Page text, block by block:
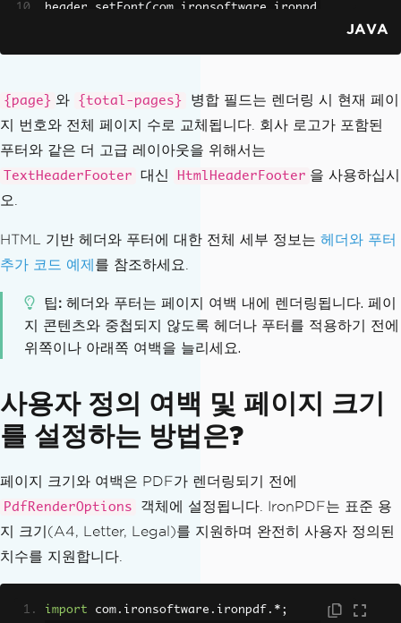
header
setFont( com ironsoftware
ironpd
TextHeaderFooter
footer = new
TextHead
erFooter();
footer. setLeftText("Confidential"
footer.setRightText("Generated by Iron
pdf. addTextHeaders (header);
pdf .saveAs("report_with_headers.pdf" );
JAVA
{page} 와 {total-pages}
병합 필드는 렌더링 시 현재 페이
지 번호와 전체 페이지 수로 교체됩니다. 회사 로고가 포함된
푸터와 같은 더 고급 레이아웃을 위해서는
TextHeaderFooter 대신 HtmlHeaderFooter 을 사용하십시
오.
HTML 기반 헤더와 푸터에 대한 전체 세부 정보는 헤더와 푸터
추가 코드 예제 를 참조하세요.
팁
헤더와 푸터는 페이지 여백 내에 렌더링됩니다. 페이
지 콘텐츠와 중첩되지 않도록 헤더나 푸터를 적용하기 전에
위쪽이나 아래쪽 여백을 늘리세요.
사용자 정의 여백 및 페이지 크기
를 설정하는 방법은?
페이지 크기와 여백은 PDF가 렌더링되기 전에
PdfRenderOptions
객체에 설정됩니다. IronPDF는 표준 용
지 크기(A4, Letter, Legal)를 지원하며 완전히 사용자 정의된
치수를 지원합니다.
import com . ironsoftware . ironpdf .*;